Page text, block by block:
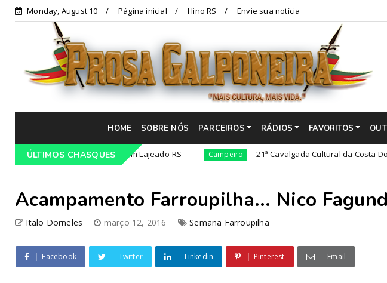
Monday, August 10 Página inicial Hino RS Envie sua notícia
HOME SOBRE NÓS PARCEIROS RÁDIOS FAVORITOS
ÚLTIMOS CHASQUES
Gaúcho em Lajeado-RS Campeiro 21ª Cavalgada Cultural da Costa Doce
Acampamento Farroupilha... Nico
Italo Dorneles março 12, 2016 Semana Farroupilha
Facebook Twitter Linkedin Pinterest Email